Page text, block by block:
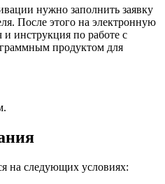
нужно заполнить заявку
После этого на электронную
инструкция по работе с
продуктом для
на следующих условиях: